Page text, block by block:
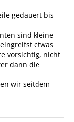
gedauert bis
sind kleine
etwas
vorsichtig, nicht
dann die
wir seitdem